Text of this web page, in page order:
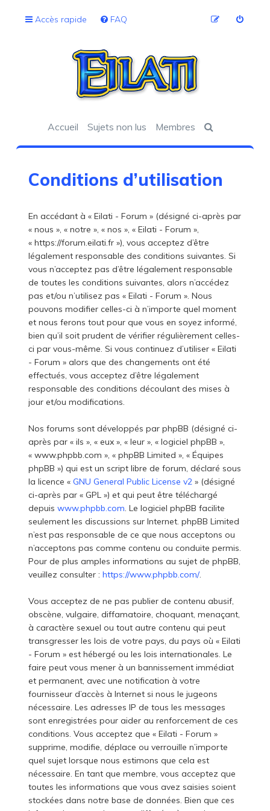
Accès rapide FAQ
Accueil Sujets non lus Membres
Conditions d’utilisation
En accédant à « Eilati - Forum » (désigné ci-après par
« nous », « notre », « nos », « Eilati - Forum »,
« https://forum.eilati.fr »), vous acceptez d’être
légalement responsable des conditions suivantes. Si
vous n’acceptez pas d’être légalement responsable
de toutes les conditions suivantes, alors n’accédez
pas et/ou n’utilisez pas « Eilati - Forum ». Nous
pouvons modifier celles-ci à n’importe quel moment
et nous ferons tout pour que vous en soyez informé,
bien qu’il soit prudent de vérifier régulièrement celles-
ci par vous-même. Si vous continuez d’utiliser « Eilati
- Forum » alors que des changements ont été
effectués, vous acceptez d’être légalement
responsable des conditions découlant des mises à
jour et/ou modifications.
Nos forums sont développés par phpBB (désigné ci-
après par « ils », « eux », « leur », « logiciel phpBB »,
« www.phpbb.com », « phpBB Limited », « Équipes
phpBB ») qui est un script libre de forum, déclaré sous
la licence «GNU General Public License v2 » (désigné
ci-après par « GPL ») et qui peut être téléchargé
depuiswww.phpbb.com. Le logiciel phpBB facilite
seulement les discussions sur Internet. phpBB Limited
n’est pas responsable de ce que nous acceptons ou
n’acceptons pas comme contenu ou conduite permis.
Pour de plus amples informations au sujet de phpBB,
veuillez consulter :https://www.phpbb.com/.
Vous acceptez de ne pas publier de contenu abusif,
obscène, vulgaire, diffamatoire, choquant, menaçant,
à caractère sexuel ou tout autre contenu qui peut
transgresser les lois de votre pays, du pays où « Eilati
- Forum » est hébergé ou les lois internationales. Le
faire peut vous mener à un bannissement immédiat
et permanent, avec une notification à votre
fournisseur d’accès à Internet si nous le jugeons
nécessaire. Les adresses IP de tous les messages
sont enregistrées pour aider au renforcement de ces
conditions. Vous acceptez que « Eilati - Forum »
supprime, modifie, déplace ou verrouille n’importe
quel sujet lorsque nous estimons que cela est
nécessaire. En tant que membre, vous acceptez que
toutes les informations que vous avez saisies soient
stockées dans notre base de données. Bien que ces